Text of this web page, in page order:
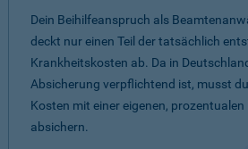
Dein Beihilfeanspruch als
deckt nur einen Teil der tatsächlich
Krankheitskosten ab. Da in
Absicherung verpflichtend ist, musst
Kosten mit einer eigenen,
absichern.